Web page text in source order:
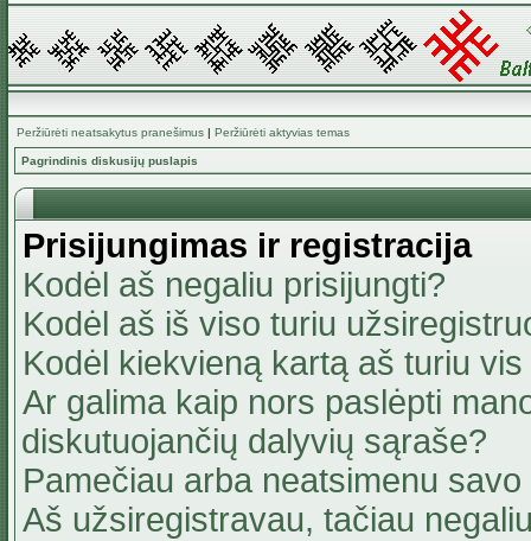
Peržiūrėti neatsakytus pranešimus | Peržiūrėti aktyvias temas
Pagrindinis diskusijų puslapis
Prisijungimas ir registracija
Kodėl aš negaliu prisijungti?
Kodėl aš iš viso turiu
Kodėl kiekvieną kartą aš turiu
Ar galima kaip nors paslėpti
diskutuojančių dalyvių sąraše?
Pamečiau arba neatsimenu
Aš užsiregistravau, tačiau